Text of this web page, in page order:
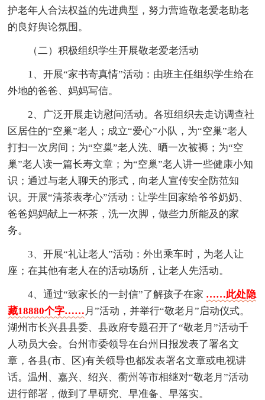
护老年人合法权益的先进典型，努力营造敬老爱老助老
的良好舆论氛围。
（二）积极组织学生开展敬老爱老活动
1、开展“家书寄真情”活动：由班主任组织学生给在
外地的爸爸、妈妈写信。
2、广泛开展走访慰问活动。各班组织去走访调查社
区居住的“空巢”老人；成立“爱心”小队，为“空巢”老人
打扫一次房间；为“空巢”老人洗、晒一次被褥；为“空
巢”老人读一篇长寿文章；为“空巢”老人讲一些健康小知
识；通过与老人聊天的形式，向老人宣传安全防范知
识。开展“清茶表孝心”活动：让学生回家给爷爷奶奶、
爸爸妈妈献上一杯茶，洗一次脚，做些力所能及的家
务。
3、开展“礼让老人”活动：外出乘车时，为老人让
座；在其他有老人在的活动场所，让老人先活动。
4、通过“致家长的一封信”了解孩子在家 ……此处隐
藏18880个字…… 月”活动，并举行“敬老月”启动仪式。
湖州市长兴县县委、县政府专题召开了“敬老月”活动千
人动员大会。台州市委领导在台州日报发表了署名文
章，各县(市、区)有关领导也都发表署名文章或电视讲
话。温州、嘉兴、绍兴、衢州等市相继对“敬老月”活动
进行部署，做到了早研究、早准备、早落实。